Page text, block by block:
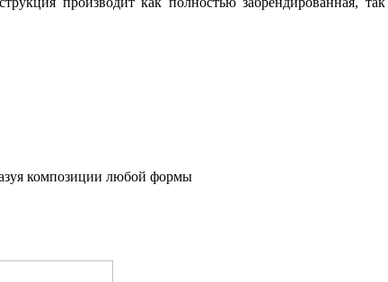
композиции любой формы